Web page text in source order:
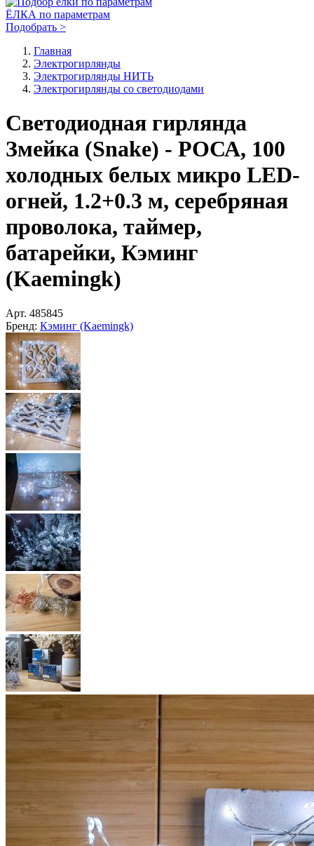
ЁЛКА по параметрам
Подобрать >
Главная
Электро­гирлянды
Электрогирлянды НИТЬ
Электрогирлянды со светодиодами
Светодиодная гирлянда
Змейка (Snake) - РОСА, 100
холодных белых микро LED-
огней, 1.2+0.3 м, серебряная
проволока, таймер,
батарейки, Кэминг
(Kaemingk)
Арт. 485845
Бренд: Кэминг (Kaemingk)